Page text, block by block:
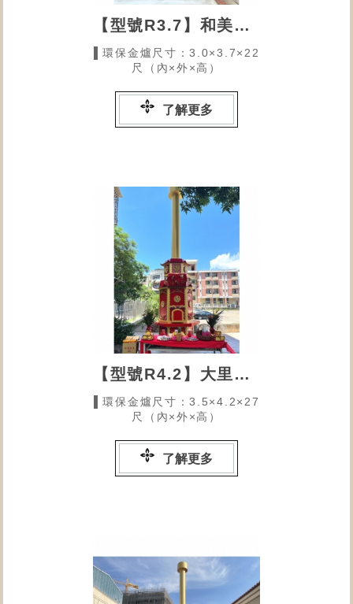
【型號R3.7】和美私壇
▌環保金爐尺寸：3.0×3.7×22
尺（內×外×高）
了解更多
【型號R4.2】大里金城福德祠
▌環保金爐尺寸：3.5×4.2×27
尺（內×外×高）
了解更多